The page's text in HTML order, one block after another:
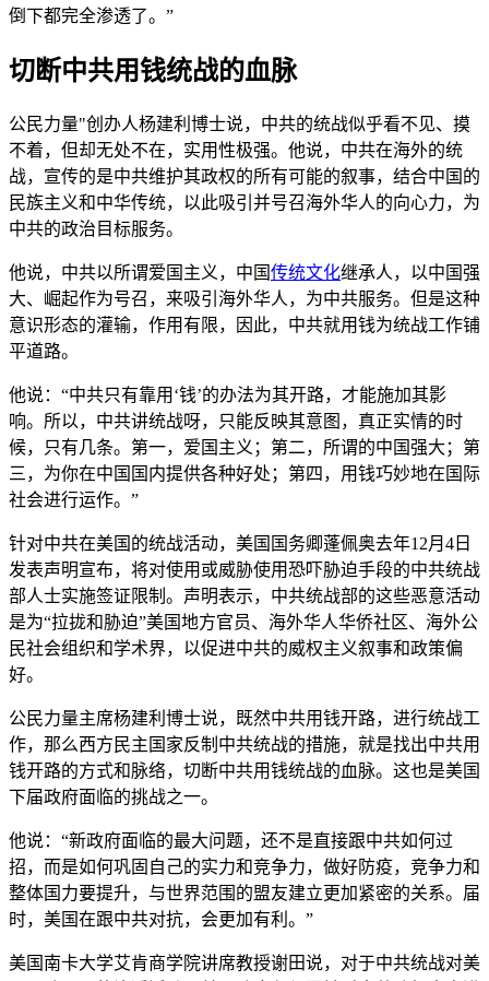
倒下都完全渗透了。”
切断中共用钱统战的血脉
公民力量"创办人杨建利博士说，中共的统战似乎看不见、摸
不着，但却无处不在，实用性极强。他说，中共在海外的统
战，宣传的是中共维护其政权的所有可能的叙事，结合中国的
民族主义和中华传统，以此吸引并号召海外华人的向心力，为
中共的政治目标服务。
他说，中共以所谓爱国主义，中国传统文化继承人，以中国强
大、崛起作为号召，来吸引海外华人，为中共服务。但是这种
意识形态的灌输，作用有限，因此，中共就用钱为统战工作铺
平道路。
他说：“中共只有靠用‘钱’的办法为其开路，才能施加其影
响。所以，中共讲统战呀，只能反映其意图，真正实情的时
候，只有几条。第一，爱国主义；第二，所谓的中国强大；第
三，为你在中国国内提供各种好处；第四，用钱巧妙地在国际
社会进行运作。”
针对中共在美国的统战活动，美国国务卿蓬佩奥去年12月4日
发表声明宣布，将对使用或威胁使用恐吓胁迫手段的中共统战
部人士实施签证限制。声明表示，中共统战部的这些恶意活动
是为“拉拢和胁迫”美国地方官员、海外华人华侨社区、海外公
民社会组织和学术界，以促进中共的威权主义叙事和政策偏
好。
公民力量主席杨建利博士说，既然中共用钱开路，进行统战工
作，那么西方民主国家反制中共统战的措施，就是找出中共用
钱开路的方式和脉络，切断中共用钱统战的血脉。这也是美国
下届政府面临的挑战之一。
他说：“新政府面临的最大问题，还不是直接跟中共如何过
招，而是如何巩固自己的实力和竞争力，做好防疫，竞争力和
整体国力要提升，与世界范围的盟友建立更加紧密的关系。届
时，美国在跟中共对抗，会更加有利。”
美国南卡大学艾肯商学院讲席教授谢田说，对于中共统战对美